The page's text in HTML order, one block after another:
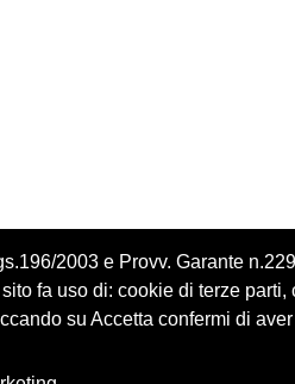
2003 e Provv. Garante
fa uso di: cookie di terze
su Accetta confermi di